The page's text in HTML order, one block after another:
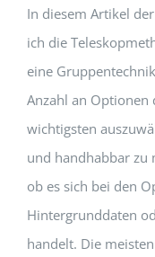
In diesem Artikel
ich die
eine
Anzahl an Optionen
wichtigsten
und handhabbar zu
ob es sich bei den
Hintergrunddaten
handelt. Die